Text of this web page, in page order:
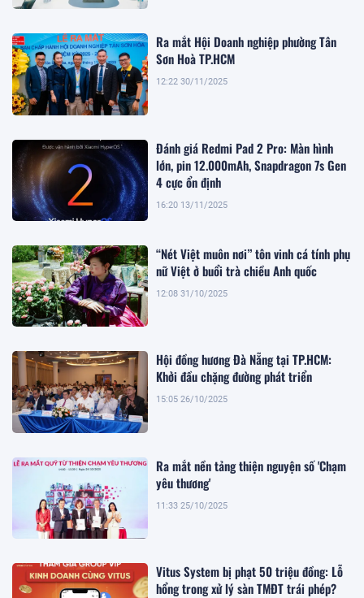
Ra mắt Hội Doanh nghiệp phường Tân
Sơn Hoà TP.HCM
12:22 30/11/2025
Đánh giá Redmi Pad 2 Pro: Màn hình
lớn, pin 12.000mAh, Snapdragon 7s Gen
4 cực ổn định
16:20 13/11/2025
“Nét Việt muôn nơi” tôn vinh cá tính phụ
nữ Việt ở buổi trà chiều Anh quốc
12:08 31/10/2025
Hội đồng hương Đà Nẵng tại TP.HCM:
Khởi đầu chặng đường phát triển
15:05 26/10/2025
Ra mắt nền tảng thiện nguyện số 'Chạm
yêu thương'
11:33 25/10/2025
Vitus System bị phạt 50 triệu đồng: Lỗ
hổng trong xử lý sàn TMĐT trái phép?